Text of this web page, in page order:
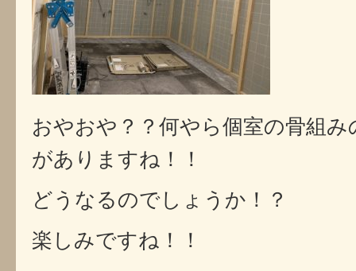
おやおや？？何やら個室の骨組
がありますね！！
どうなるのでしょうか！？
楽しみですね！！